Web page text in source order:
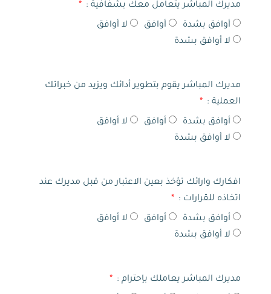
مديرك المباشر يتعامل معك بشفافية :
أوافق بشدة أوافق
لا أوافق
لا أوافق بشدة
مديرك المباشر يقوم بتطوير أدائك ويزيد من خبراتك
العملية :
أوافق بشدة أوافق
لا أوافق
لا أوافق بشدة
افكارك وارائك تؤخذ بعين الاعتبار من قبل مديرك عند
اتخاذه للقرارات :
أوافق بشدة أوافق
لا أوافق
لا أوافق بشدة
مديرك المباشر يعاملك بإحترام :